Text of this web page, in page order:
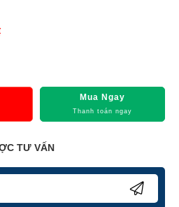
Mua Ngay
Thanh toán ngay
TƯ VẤN